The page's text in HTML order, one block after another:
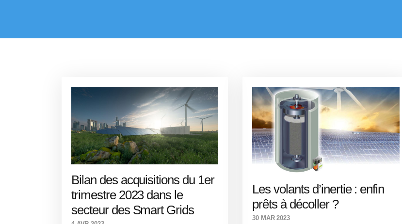
Bilan des acquisitions du 1er
trimestre 2023 dans le
secteur des Smart Grids
Les volants d’inertie : enfin
prêts à décoller ?
30 MAR 2023